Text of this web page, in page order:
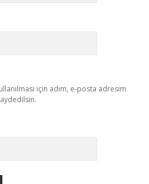
için adım, e-posta adresim